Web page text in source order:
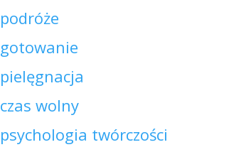
podróże
gotowanie
pielęgnacja
czas wolny
psychologia twórczości